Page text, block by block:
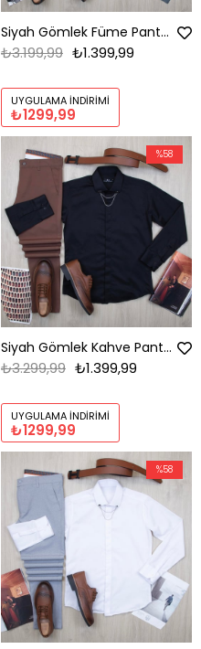
Siyah Gömlek Füme Pantolon Ayakkabı Kombin
₺1.399,99
₺3.199,99
UYGULAMA İNDIRIMI
₺1299,99
Siyah Gömlek Kahve Pantolon Ayakkabı Kombin
₺1.399,99
₺3.299,99
UYGULAMA İNDIRIMI
₺1299,99
%58
%58